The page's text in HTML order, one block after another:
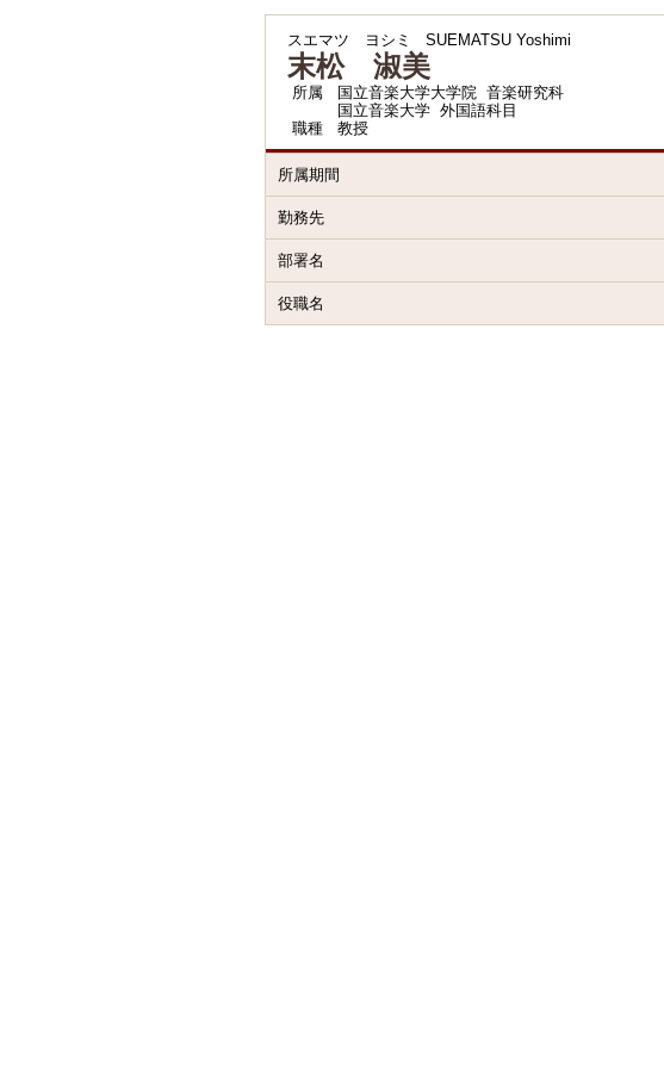
スエマツ ヨシミ SUEMATSU Yoshimi
末松 淑美
所属
国立音楽大学大学院 音楽研究科
国立音楽大学 外国語科目
職種
教授
所属期間
勤務先
部署名
役職名